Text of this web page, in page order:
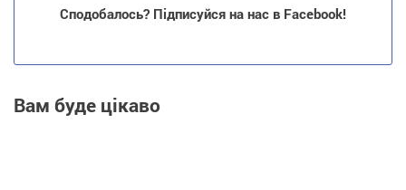
Сподобалось? Підписуйся на нас в Facebook!
Вам буде цікаво